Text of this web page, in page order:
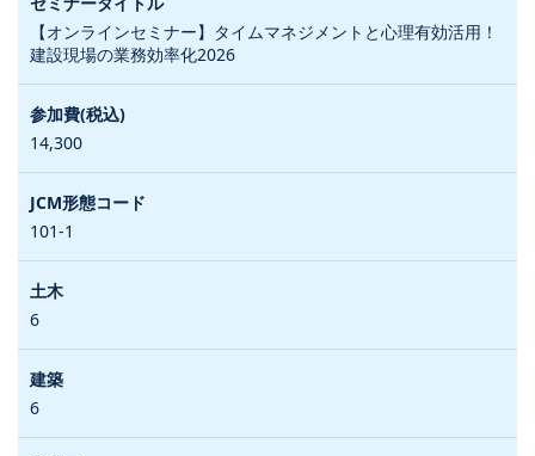
【オンラインセミナー】タイムマネジメントと心理有効活用！
建設現場の業務効率化2026
14,300
101-1
6
6